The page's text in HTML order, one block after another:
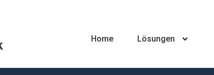
Home Lösungen